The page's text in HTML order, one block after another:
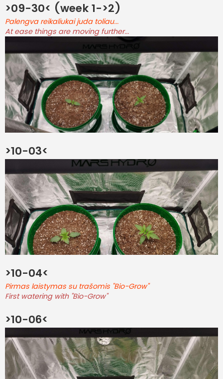
>09-30< (week 1->2)
Palengva reikaliukai juda toliau...
At ease things are moving further...
>10-03<
>10-04<
Pirmas laistymas su trašomis "Bio-Grow"
First watering with "Bio-Grow"
>10-06<